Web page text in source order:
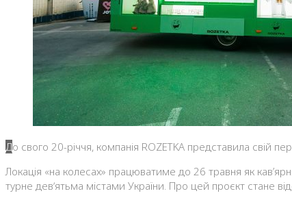
До свого 20-річчя, компанія ROZETKA представила свій
Локація «на колесах» працюватиме до 26 травня як
турне девʼятьма містами України. Про цей проєкт стане